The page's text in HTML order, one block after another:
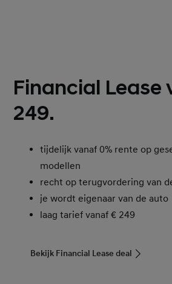
Financial Lease
249.
tijdelijk vanaf 0% rente op
modellen
recht op terugvordering van
je wordt eigenaar van de auto
laag tarief vanaf € 249
Bekijk Financial Lease deal